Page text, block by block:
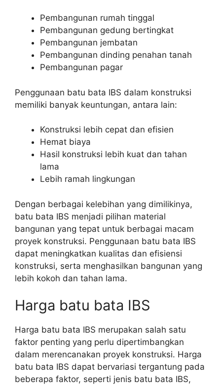
Pembangunan rumah tinggal
Pembangunan gedung bertingkat
Pembangunan jembatan
Pembangunan dinding penahan tanah
Pembangunan pagar
Penggunaan batu bata IBS dalam konstruksi
memiliki banyak keuntungan, antara lain:
Konstruksi lebih cepat dan efisien
Hemat biaya
Hasil konstruksi lebih kuat dan tahan
lama
Lebih ramah lingkungan
Dengan berbagai kelebihan yang dimilikinya,
batu bata IBS menjadi pilihan material
bangunan yang tepat untuk berbagai macam
proyek konstruksi. Penggunaan batu bata IBS
dapat meningkatkan kualitas dan efisiensi
konstruksi, serta menghasilkan bangunan yang
lebih kokoh dan tahan lama.
Harga batu bata IBS
Harga batu bata IBS merupakan salah satu
faktor penting yang perlu dipertimbangkan
dalam merencanakan proyek konstruksi. Harga
batu bata IBS dapat bervariasi tergantung pada
beberapa faktor, seperti jenis batu bata IBS,